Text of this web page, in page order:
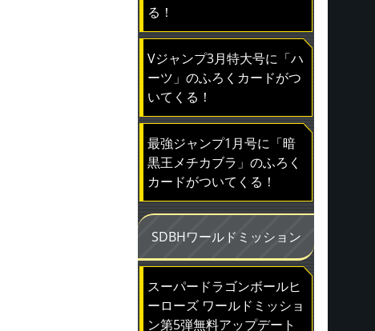
る！
Vジャンプ3月特大号に「ハ
ーツ」のふろくカードがつ
いてくる！
最強ジャンプ1月号に「暗
黒王メチカブラ」のふろく
カードがついてくる！
SDBHワールドミッション
スーパードラゴンボールヒ
ーローズ ワールドミッショ
ン第5弾無料アップデート